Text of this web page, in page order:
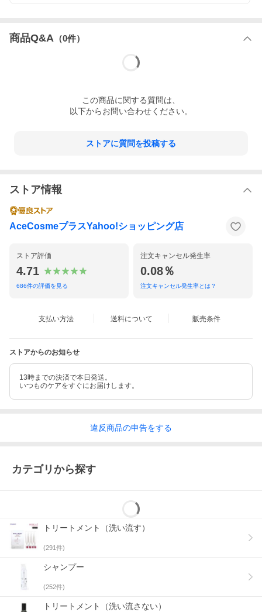
商品Q&A （0件）
この商品に関する質問は、
以下からお問い合わせください。
ストアに質問を投稿する
ストア情報
AceCosmeプラスYahoo!ショッピング店
ストア評価
4.71
686件の評価を見る
注文キャンセル発生率
0.08％
注文キャンセル発生率とは？
支払い方法 送料について 販売条件
ストアからのお知らせ
13時までの決済で本日発送。
いつものケアをすぐにお届けします。
違反商品の申告をする
カテゴリから探す
トリートメント（洗い流す）
(291件)
シャンプー
(252件)
トリートメント（洗い流さない）